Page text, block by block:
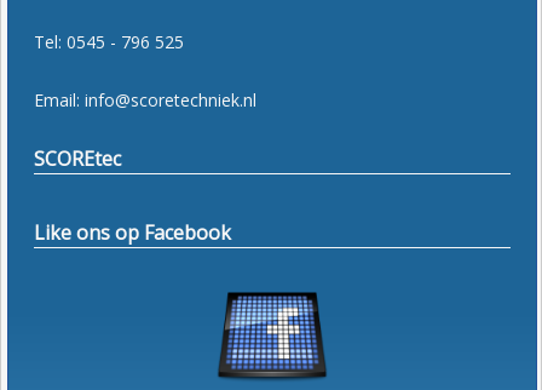
Tel: 0545 - 796 525
Email: info@scoretechniek.nl
SCOREtec
Like ons op Facebook